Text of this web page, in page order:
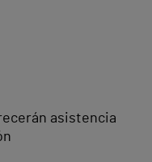
asistencia